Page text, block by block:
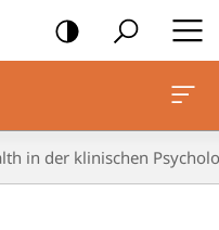
in der klinischen